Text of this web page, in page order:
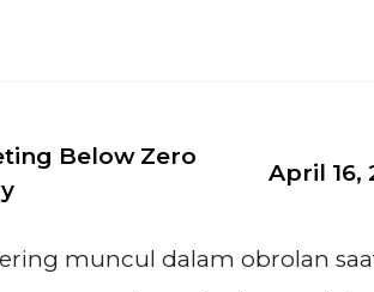
Below Zero
April 16,
muncul dalam obrolan